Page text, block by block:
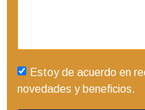
Estoy de acuerdo en
novedades y beneficios.